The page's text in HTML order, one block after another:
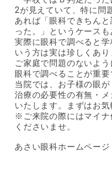
2が見えていて、特に問
あれば「眼科できちん
った。」というケースも
実際に眼科で調べると
いう方は実は珍しくあり
ご家庭で問題のないよ
眼科で調べることが重要
当院では、お子様の眼
治療の必要性の有無・
いたします。まずはお気
※ご来院の際にはマイナ
くださいませ。
あさい眼科ホームペー